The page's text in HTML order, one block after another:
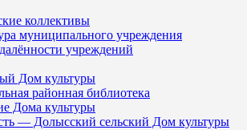
коллективы
муниципального учреждения
учреждений
Дом культуры
районная библиотека
Дома культуры
— Долысский сельский Дом культуры